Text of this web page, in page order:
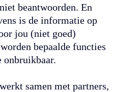
beantwoorden. En
is de informatie op
jou (niet goed)
bepaalde functies
onbruikbaar.
samen met partners,